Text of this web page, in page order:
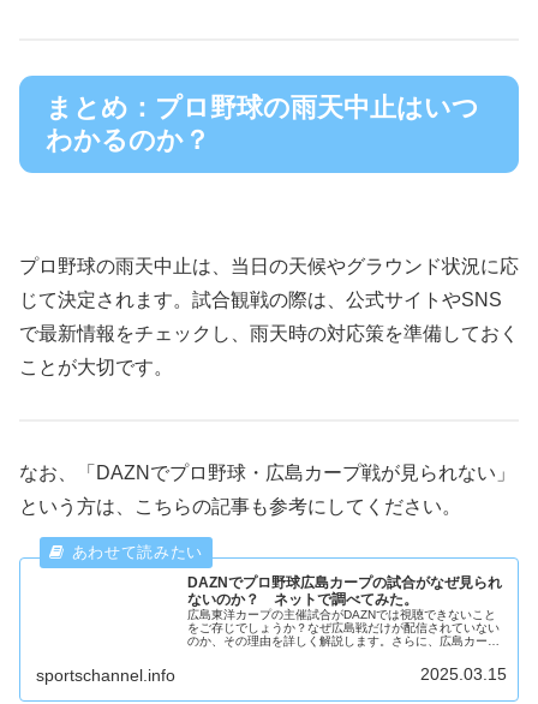
まとめ：プロ野球の雨天中止はいつ
わかるのか？
プロ野球の雨天中止は、当日の天候やグラウンド状況に応
じて決定されます。試合観戦の際は、公式サイトやSNS
で最新情報をチェックし、雨天時の対応策を準備しておく
ことが大切です。
なお、「DAZNでプロ野球・広島カープ戦が見られない」
という方は、こちらの記事も参考にしてください。
DAZNでプロ野球広島カープの試合がなぜ見られ
ないのか？ ネットで調べてみた。
広島東洋カープの主催試合がDAZNでは視聴できないこと
をご存じでしょうか？なぜ広島戦だけが配信されていない
のか、その理由を詳しく解説します。さらに、広島カープ
sportschannel.info 2025.03.15